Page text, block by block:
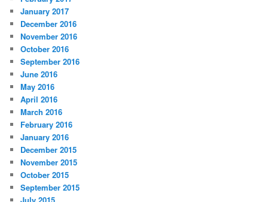
January 2017
December 2016
November 2016
October 2016
September 2016
June 2016
May 2016
April 2016
March 2016
February 2016
January 2016
December 2015
November 2015
October 2015
September 2015